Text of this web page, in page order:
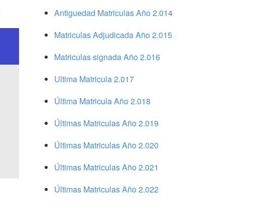
Antiguedad Matriculas Año 2.014
Matriculas Adjudicada Año 2.015
Matriculas signada Año 2.016
Ultima Matricula 2.017
Última Matricula Año 2.018
Últimas Matriculas Año 2.019
Últimas Matriculas Año 2.020
Últimas Matriculas Año 2.021
Últimas Matriculas Año 2.022